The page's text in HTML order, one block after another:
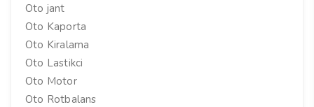
Oto jant
Oto Kaporta
Oto Kiralama
Oto Lastikci
Oto Motor
Oto Rotbalans